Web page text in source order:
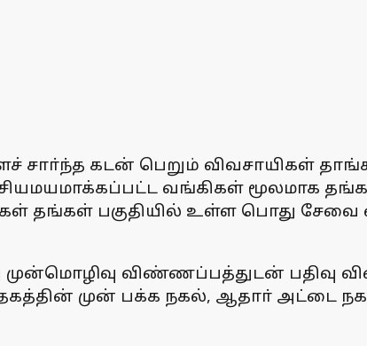
சாா்ந்த கடன் பெறும் விவசாயிகள்
வங்கிகள் மூலமாக
தங்கள் பகுதியில் உள்ள பொது சேவை
முன்மொழிவு விண்ணப்பத்துடன் பதிவு
முன் பக்க நகல், ஆதாா்